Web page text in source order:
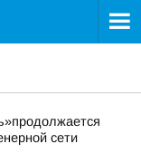
сети